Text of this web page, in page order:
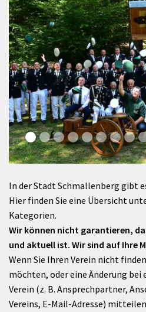
In der Stadt Schmallenberg gibt
Hier finden Sie eine Übersicht
Kategorien.
Wir können nicht garantieren,
und aktuell ist. Wir sind auf Ihre
Wenn Sie Ihren Verein nicht
möchten, oder eine Änderung
Verein (z. B. Ansprechpartner,
Vereins, E-Mail-Adresse)